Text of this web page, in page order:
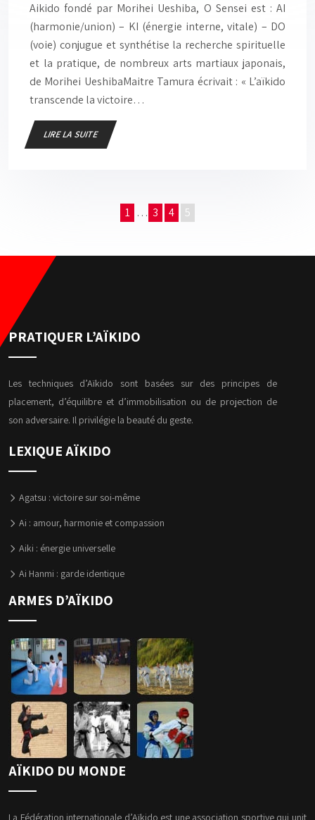
Aikido fondé par Morihei Ueshiba, O Sensei est : AI
(harmonie/union) – KI (énergie interne, vitale) – DO
(voie) conjugue et synthétise la recherche spirituelle
et la pratique, de nombreux arts martiaux japonais,
de Morihei UeshibaMaitre Tamura écrivait : « L’aïkido
transcende la victoire…
LIRE LA SUITE
1 … 3 4 5
PRATIQUER L’AÏKIDO
Les techniques d’Aïkido sont basées sur des principes de
placement, d’équilibre et d’immobilisation ou de projection de
son adversaire. Il privilégie la beauté du geste.
LEXIQUE AÏKIDO
Agatsu : victoire sur soi-même
Ai : amour, harmonie et compassion
Aiki : énergie universelle
Ai Hanmi : garde identique
ARMES D’AÏKIDO
AÏKIDO DU MONDE
La Fédération internationale d’Aïkido est une association sportive qui unit